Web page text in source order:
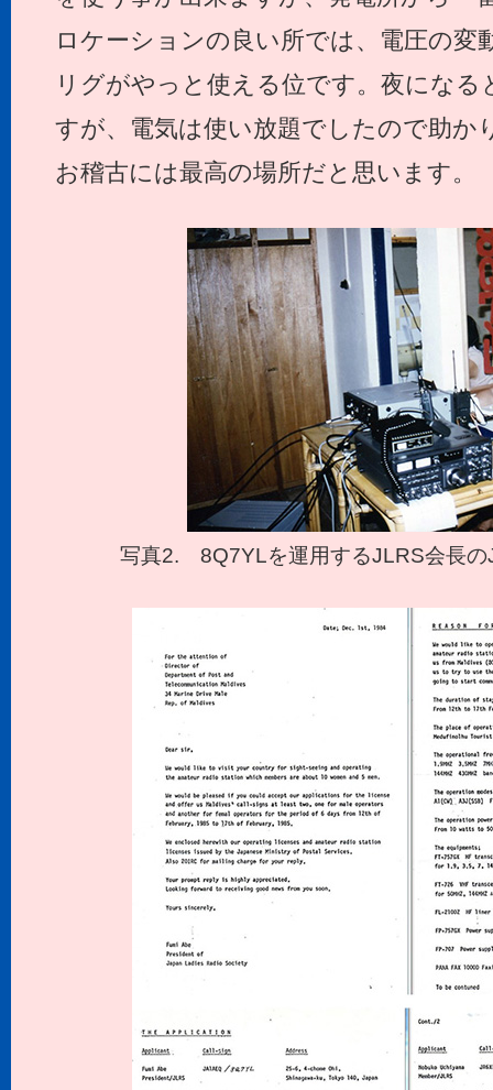
ロケーションの良い所では、電圧の変
リグがやっと使える位です。夜になる
すが、電気は使い放題でしたので助か
お稽古には最高の場所だと思います。
写真2. 8Q7YLを運用するJLRS会長の